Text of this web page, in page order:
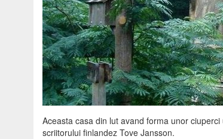
Aceasta casa din lut avand forma unor
scriitorului finlandez Tove Jansson.